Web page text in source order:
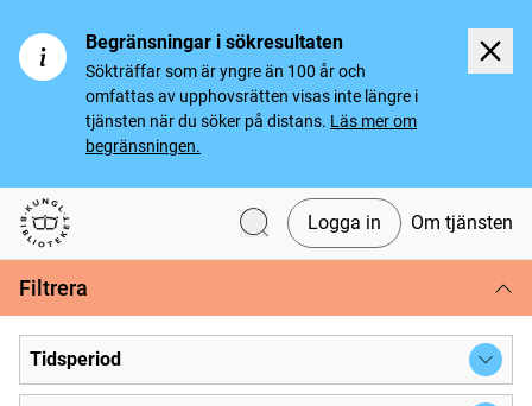
Begränsningar i sökresultaten
Sökträffar som är yngre än 100 år och
omfattas av upphovsrätten visas inte längre i
tjänsten när du söker på distans. Läs mer om
begränsningen.
Svenska tidningar
Logga in Om tjänsten
Filtrera
Tidsperiod